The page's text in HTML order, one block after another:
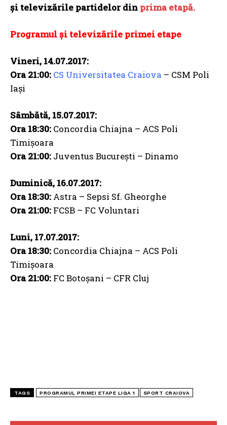
şi televizările partidelor din prima etapă.
Programul și televizările primei etape
Vineri, 14.07.2017:
Ora 21:00: CS Universitatea Craiova – CSM Poli
Iași
Sâmbătă, 15.07.2017:
Ora 18:30: Concordia Chiajna – ACS Poli
Timișoara
Ora 21:00: Juventus București – Dinamo
Duminică, 16.07.2017:
Ora 18:30: Astra – Sepsi Sf. Gheorghe
Ora 21:00: FCSB – FC Voluntari
Luni, 17.07.2017:
Ora 18:30: Concordia Chiajna – ACS Poli
Timișoara
Ora 21:00: FC Botoșani – CFR Cluj
TAGS PROGRAMUL PRIMEI ETAPE LIGA 1 SPORT CRAIOVA